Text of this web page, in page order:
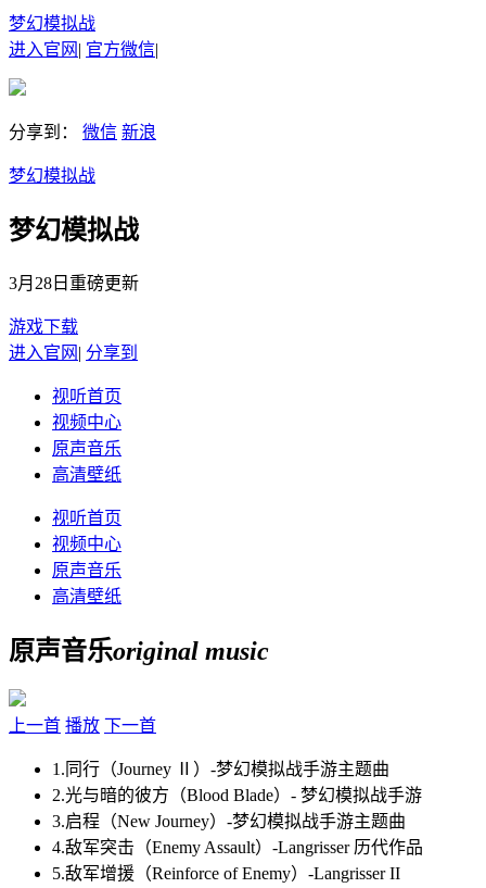
梦幻模拟战
进入官网 | 官方微信|
分享到： 微信 新浪
梦幻模拟战
梦幻模拟战
3月28日重磅更新
游戏下载
进入官网 | 分享到
视听首页
视频中心
原声音乐
高清壁纸
视听首页
视频中心
原声音乐
高清壁纸
原声音乐original music
上一首 播放 下一首
1.同行（Journey Ⅱ）-梦幻模拟战手游主题曲
2.光与暗的彼方（Blood Blade）- 梦幻模拟战手游
3.启程（New Journey）-梦幻模拟战手游主题曲
4.敌军突击（Enemy Assault）-Langrisser 历代作品
5.敌军增援（Reinforce of Enemy）-Langrisser II